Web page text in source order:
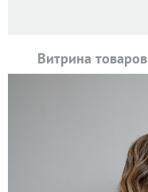
Витрина товаров